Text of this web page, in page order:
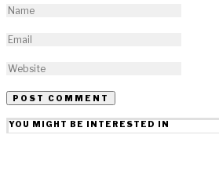
YOU MIGHT BE INTERESTED IN